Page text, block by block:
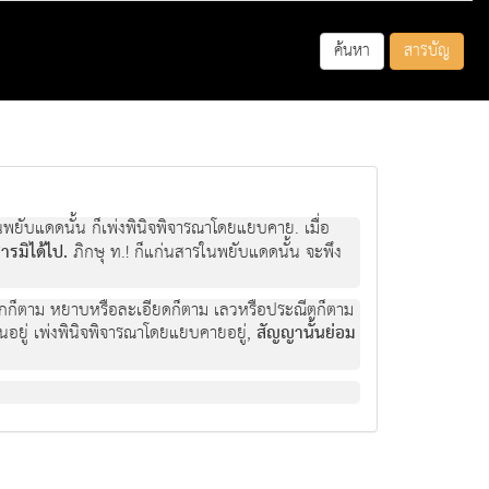
ค้นหา สารบัญ
บแดดนั้น ก็เพงพินิจพิจารณาโดยแยบคาย. เมื่อ
มิไดไป. ภิกษุ ท.! ก็แกนสารในพยับแดดนั้น จะพึง
ตาม หยาบหรือละเอียดก็ตาม เลวหรือประณีตก็ตาม
 เพงพินิจพิจารณาโดยแยบคายอยู, สัญญานั้นยอม